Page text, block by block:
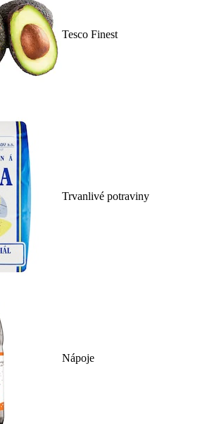
Tesco Finest
Trvanlivé potraviny
Nápoje